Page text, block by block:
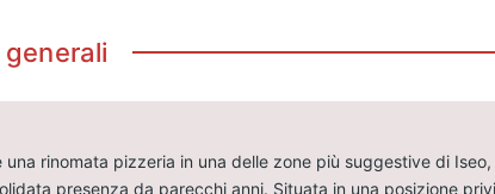
una rinomata pizzeria in una delle zone più suggestive di
presenza da parecchi anni. Situata in una posizione